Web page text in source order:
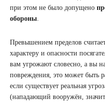
при этом не было допущено
обороны
Превышением пределов
характеру и опасности
вам угрожают словесно, а вы
повреждения, это может быть
если существует реальная
(нападающий вооружён,